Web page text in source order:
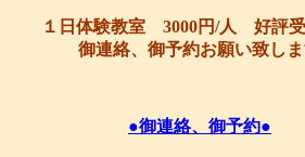
１日体験教室 3000円/人 好評
御連絡、御予約お願い致し
●御連絡、御予約●